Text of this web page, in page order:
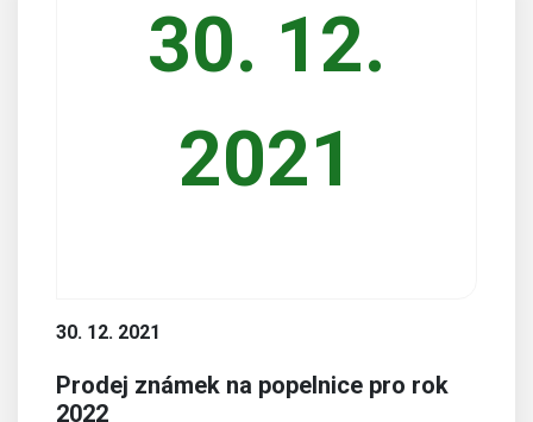
30. 12.
2021
30. 12. 2021
Prodej známek na popelnice pro rok
2022